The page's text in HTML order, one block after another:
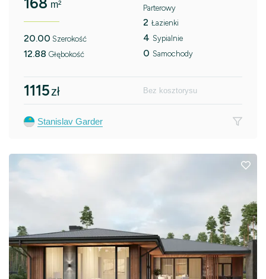
m²
20.00 Szerokość
12.88 Głębokość
Parterowy
2 Łazienki
4 Sypialnie
0 Samochody
1115zł Bez kosztorysu
Stanislav Garder